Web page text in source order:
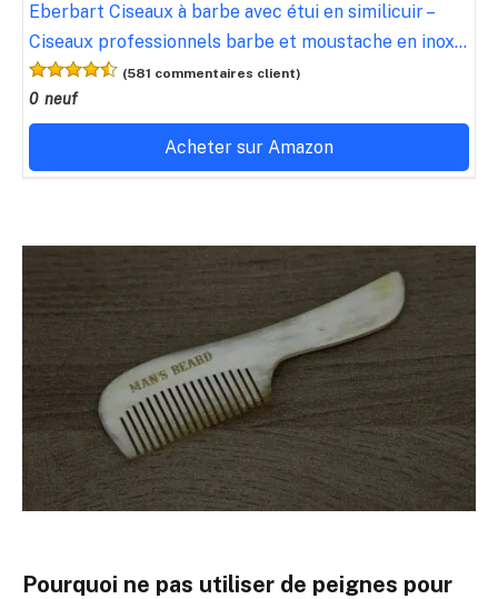
Eberbart Ciseaux à barbe avec étui en similicuir –
Ciseaux professionnels barbe et moustache en inox...
(581 commentaires client)
0 neuf
Acheter sur Amazon
Pourquoi ne pas utiliser de peignes pour